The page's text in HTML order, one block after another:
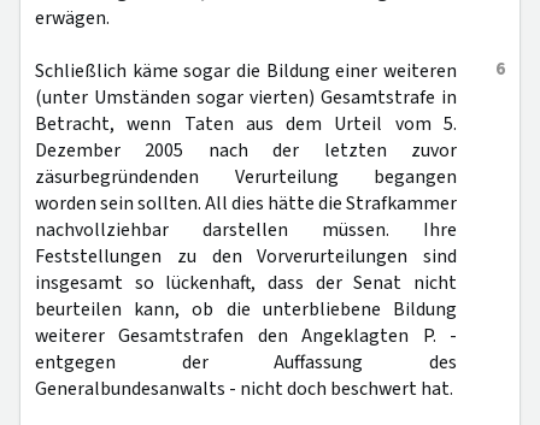
erwägen.
6
Schließlich käme sogar die Bildung einer weiteren
(unter Umständen sogar vierten) Gesamtstrafe in
Betracht, wenn Taten aus dem Urteil vom 5.
Dezember 2005 nach der letzten zuvor
zäsurbegründenden Verurteilung begangen
worden sein sollten. All dies hätte die Strafkammer
nachvollziehbar darstellen müssen. Ihre
Feststellungen zu den Vorverurteilungen sind
insgesamt so lückenhaft, dass der Senat nicht
beurteilen kann, ob die unterbliebene Bildung
weiterer Gesamtstrafen den Angeklagten P. -
entgegen der Auffassung des
Generalbundesanwalts - nicht doch beschwert hat.